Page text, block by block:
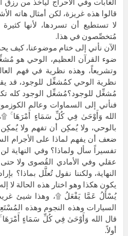
قالوا هذه غريزة، لكن أمثال هاته
لا تستطيع أن تسردها، لأنها
مُتخصِّصون في هذا.
الآن نأتي إلى ختام موضوعنا،
ضوء القرآن العظيم، الوحي هو
وتشريعاً، وهذه نظرية في فهم
نظرية الوحي كمُشغِّل للوجود، قد
مُشغِّل للوجود؟مُشغِّل الوجود كله
الله وَأَوْحَىٰ فِي كُلِّ سَمَاءٍ أَمْرَهَا
ضعف أن يفهم لماذا على الأجرام
تفسيراً سأل ولماذا؟ وفي النهاية
عقلي وفي الأمادي القُصوى ولا
النهاية، ولكننا نقول تُعلَّل بماذا؟
يكون هكذا وهو اختار هذه الحالة لا
يُسْأَلُ عَمَّا يَفْعَلُ ۩، وهذا شيئ
السيارات وهذه النجوم وهذه
قال الله وَأَوْحَىٰ فِي كُلِّ سَمَاءٍ
أولاً.